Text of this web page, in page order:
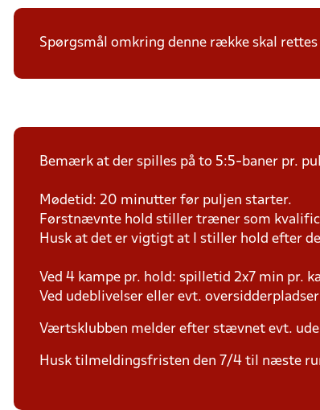
Spørgsmål omkring denne række skal
Bemærk at der spilles på to 5:5-baner pr.
Mødetid: 20 minutter før puljen starter.
Førstnævnte hold stiller træner som
Husk at det er vigtigt at I stiller hold efter
Ved 4 kampe pr. hold: spilletid 2x7 min pr.
Ved udeblivelser eller evt.
Værtsklubben melder efter stævnet evt.
Husk tilmeldingsfristen den 7/4 til næste